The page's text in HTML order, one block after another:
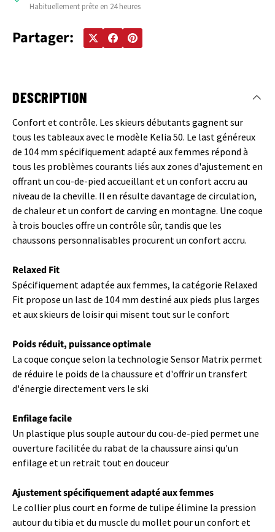
Habituellement prête en 24 heures
Partager:
DESCRIPTION
Confort et contrôle. Les skieurs débutants gagnent sur
tous les tableaux avec le modèle Kelia 50. Le last généreux
de 104 mm spécifiquement adapté aux femmes répond à
tous les problèmes courants liés aux zones d'ajustement en
offrant un cou-de-pied accueillant et un confort accru au
niveau de la cheville. Il en résulte davantage de circulation,
de chaleur et un confort de carving en montagne. Une coque
à trois boucles offre un contrôle sûr, tandis que les
chaussons personnalisables procurent un confort accru.
Relaxed Fit
Spécifiquement adaptée aux femmes, la catégorie Relaxed
Fit propose un last de 104 mm destiné aux pieds plus larges
et aux skieurs de loisir qui misent tout sur le confort
Poids réduit, puissance optimale
La coque conçue selon la technologie Sensor Matrix permet
de réduire le poids de la chaussure et d'offrir un transfert
d'énergie directement vers le ski
Enfilage facile
Un plastique plus souple autour du cou-de-pied permet une
ouverture facilitée du rabat de la chaussure ainsi qu'un
enfilage et un retrait tout en douceur
Ajustement spécifiquement adapté aux femmes
Le collier plus court en forme de tulipe élimine la pression
autour du tibia et du muscle du mollet pour un confort et